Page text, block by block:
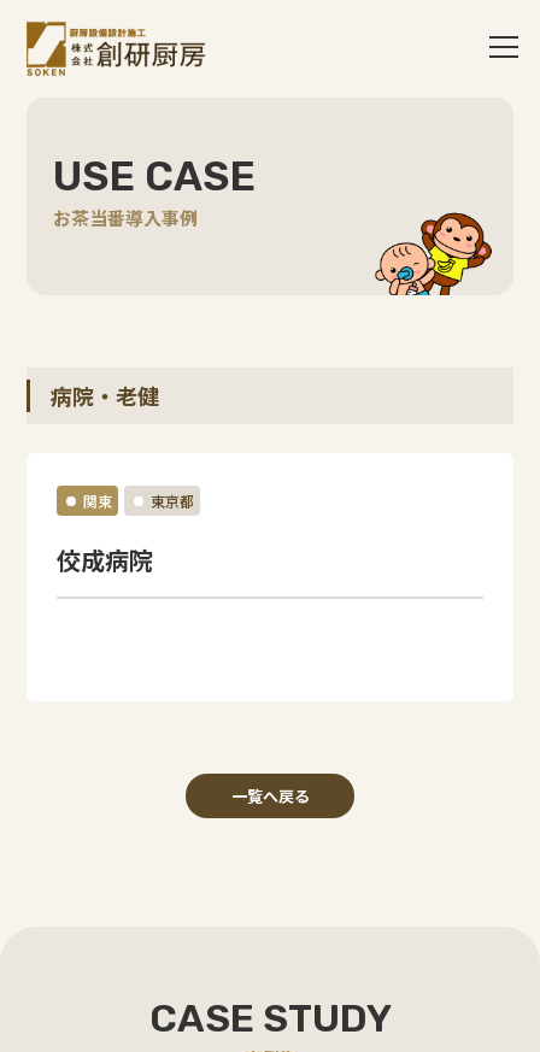
USE CASE
お茶当番導入事例
病院・老健
関東 東京都
佼成病院
一覧へ戻る
CASE STUDY